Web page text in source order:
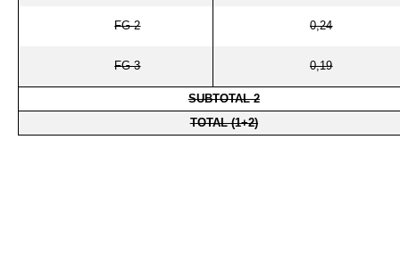
FG-2 0,24
FG-3 0,19
SUBTOTAL 2
TOTAL (1+2)